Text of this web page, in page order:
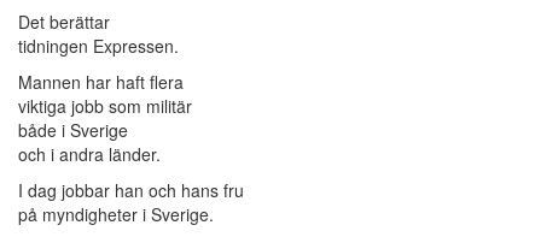
Det berättar
tidningen Expressen.
Mannen har haft flera
viktiga jobb som militär
både i Sverige
och i andra länder.
I dag jobbar han och hans fru
på myndigheter i Sverige.